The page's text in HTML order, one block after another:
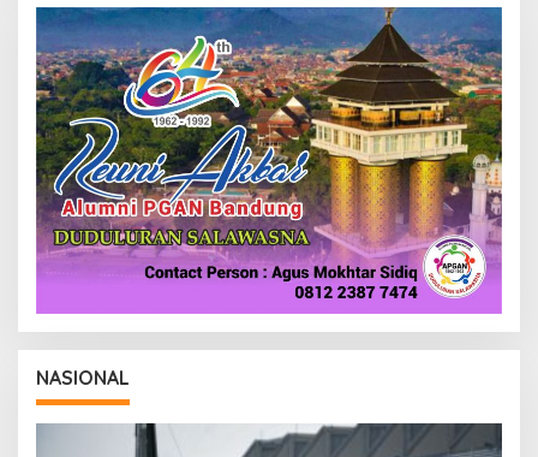
R
E
D
K
I
NASIONAL